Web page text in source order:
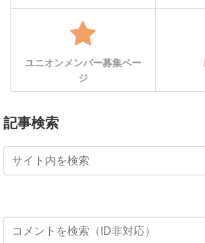
ユニオンメンバー募集ペー
ジ
記事検索